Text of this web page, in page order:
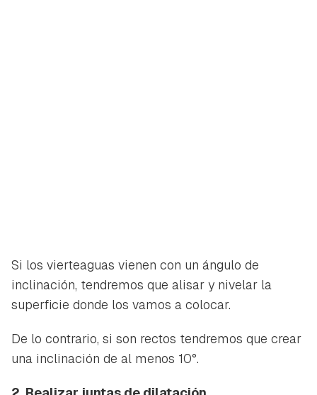
Si los vierteaguas vienen con un ángulo de
inclinación, tendremos que alisar y nivelar la
superficie donde los vamos a colocar.
De lo contrario, si son rectos tendremos que crear
una inclinación de al menos 10°.